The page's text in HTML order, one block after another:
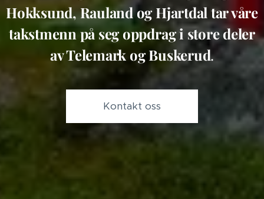
Hokksund, Rauland og Hjartdal tar våre
takstmenn på seg oppdrag i store deler
av Telemark og Buskerud.
Kontakt oss